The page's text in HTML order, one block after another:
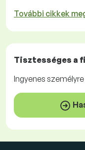
További cikkek
Tisztességes a
Ingyenes